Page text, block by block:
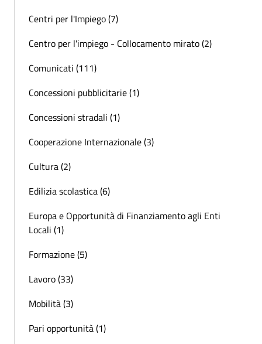
Centri per l'Impiego (7)
Centro per l'impiego - Collocamento mirato (2)
Comunicati (111)
Concessioni pubblicitarie (1)
Concessioni stradali (1)
Cooperazione Internazionale (3)
Cultura (2)
Edilizia scolastica (6)
Europa e Opportunità di Finanziamento agli Enti
Locali (1)
Formazione (5)
Lavoro (33)
Mobilità (3)
Pari opportunità (1)